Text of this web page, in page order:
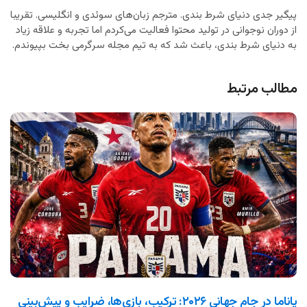
پیگیر جدی دنیای شرط بندی. مترجم زبان‌های سوئدی و انگلیسی. تقریبا
از دوران نوجوانی در تولید محتوا فعالیت می‌کردم اما تجربه و علاقه زیاد
به دنیای شرط بندی، باعث شد که به تیم مجله سرگرمی بخت بپیوندم.
مطالب مرتبط
پاناما در جام جهانی ۲۰۲۶: ترکیب، بازی‌ها، ضرایب و پیش‌بینی